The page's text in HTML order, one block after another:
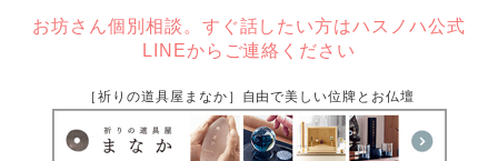
お坊さん個別相談。すぐ話したい方はハスノハ公式
LINEからご連絡ください
［祈りの道具屋まなか］自由で美しい位牌とお仏壇